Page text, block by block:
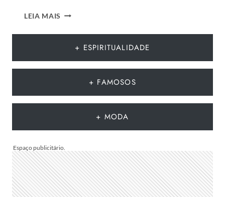
LEIA MAIS CESTA
O
75
TE
A
MONTAR
A
SUA
PARA
+ ESPIRITUALIDADE
+ FAMOSOS
+ MODA